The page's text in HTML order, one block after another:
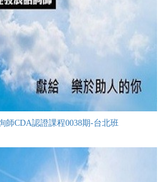
師CDA認證課程0038期-台北班